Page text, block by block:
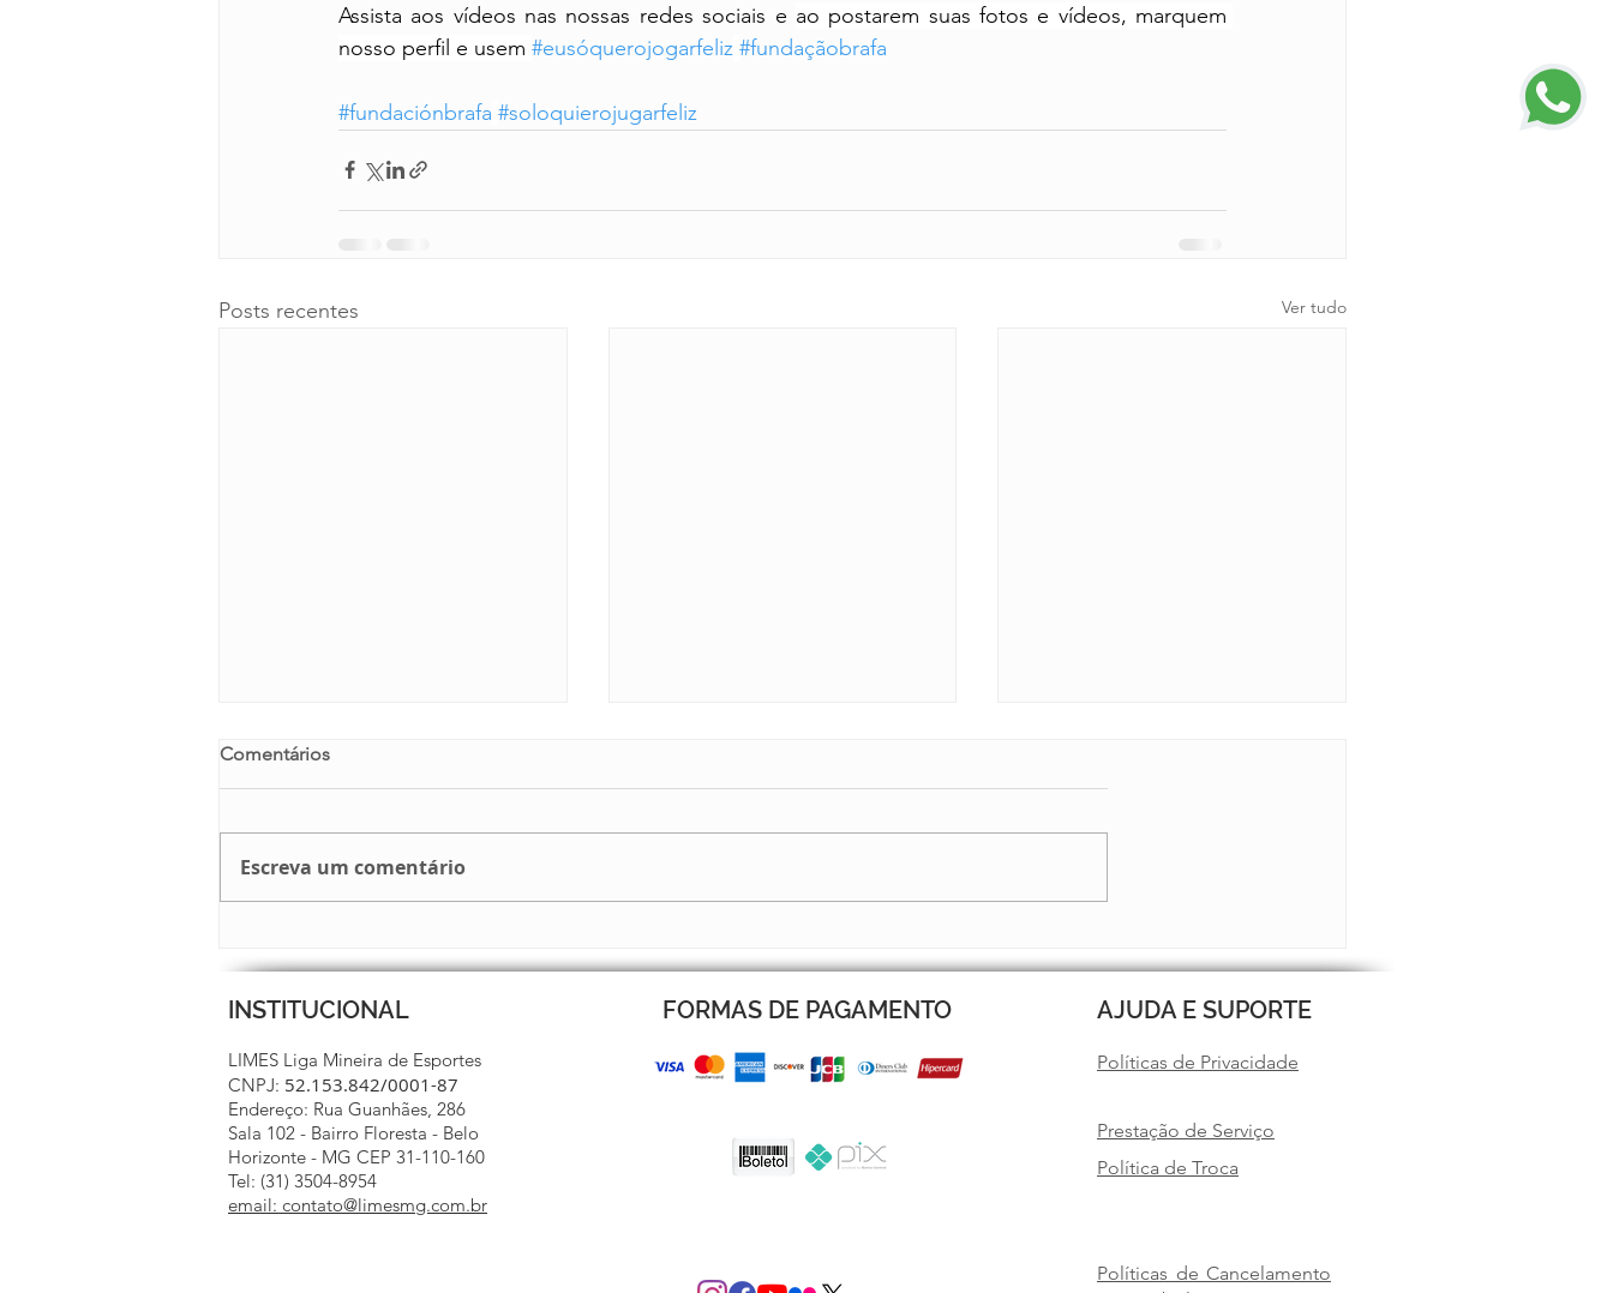
Assista aos vídeos nas nossas redes sociais e ao postarem suas fotos e vídeos, marquem
nosso perfil e usem #eusóquerojogarfeliz #fundaçãobrafa
#fundaciónbrafa #soloquierojugarfeliz
Posts recentes Ver tudo
Comentários
Escreva um comentário
INSTITUCIONAL
LIMES Liga Mineira de Esportes
CNPJ: 52.153.842/0001-87
Endereço: Rua Guanhães, 286
Sala 102 - Bairro Floresta - Belo
Horizonte - MG CEP 31-110-160
Tel: (31) 3504-8954
email: contato@limesmg.com.br
FORMAS DE PAGAMENTO AJUDA E SUPORTE
Políticas de Privacidade
Prestação de Serviço
Política de Troca
Políticas de Cancelamento